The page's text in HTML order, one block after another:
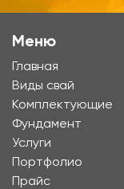
Меню
Главная
Виды свай
Комплектующие
Фундамент
Услуги
Портфолио
Прайс